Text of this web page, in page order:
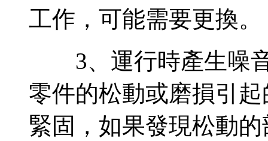
工作，可能需要更換。
3、運行時產生噪音
零件的松動或磨損引
緊固，如果發現松動